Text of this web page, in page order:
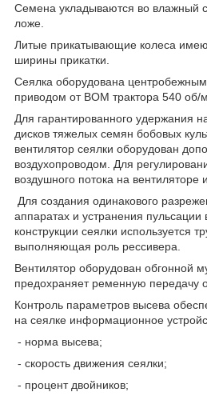
Семена укладываются во влажный
ложе.
Литые прикатывающие колеса
ширины прикатки.
Сеялка оборудована
приводом от ВОМ трактора 540 об/
Для гарантированного удержания
дисков тяжелых семян бобовых
вентилятор сеялки оборудован
воздухопроводом. Для
воздушного потока на вентиляторе
Для создания одинакового
аппаратах и устранения пульсации
конструкции сеялки используется
выполняющая роль рессивера.
Вентилятор оборудован обгонной
предохраняет ременную передачу
Контроль параметров высева
на сеялке информационное
- норма высева;
- скорость движения сеялки;
- процент двойников;